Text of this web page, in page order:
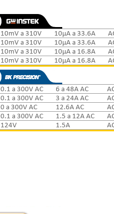
Medidores
Multímetros
Osciloscopios
Pinzas de Medición
Probadores
Global Specialties
GW Instek
Hioki
10mV a 310V 10µA a 33.6A
10mV a 310V
10µA a 33.6A
10mV a 310V
10µA a 16.8A
10mV a 310V
10µA a 16.8A
0.1 a 300V AC 6 a 48A AC
0.1 a 300V AC
3 a 24A AC
0 a 300V AC
12.6A AC
0.1 a 300V AC
1.5 a 12A AC
124V
1.5A